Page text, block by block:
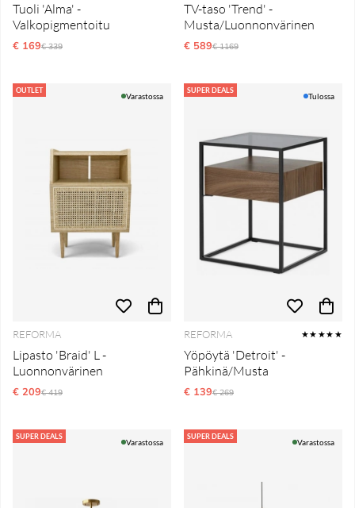
Tuoli 'Alma' -
Valkopigmentoitu
€ 169Normaali hinta
€ 339
TV-taso 'Trend' -
Musta/Luonnonvärinen
€ 589Normaali hinta
€ 1169
OUTLET
Varastossa
REFORMA
Lipasto 'Braid' L -
Luonnonvärinen
€ 209Normaali hinta
€ 419
SUPER DEALS
Tulossa
REFORMA ★★★★★
Yöpöytä 'Detroit' -
Pähkinä/Musta
€ 139Normaali hinta
€ 269
SUPER DEALS
Varastossa
SUPER DEALS
Varastossa